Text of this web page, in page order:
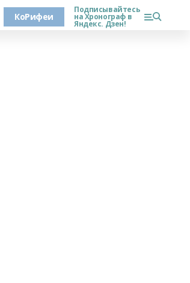
КоРифеи
Подписывайтесь
на Хронограф в
Яндекс. Дзен!